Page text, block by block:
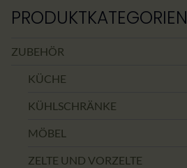
PRODUKTKATEGORIEN
ZUBEHÖR
KÜCHE
KÜHLSCHRÄNKE
MÖBEL
ZELTE UND VORZELTE